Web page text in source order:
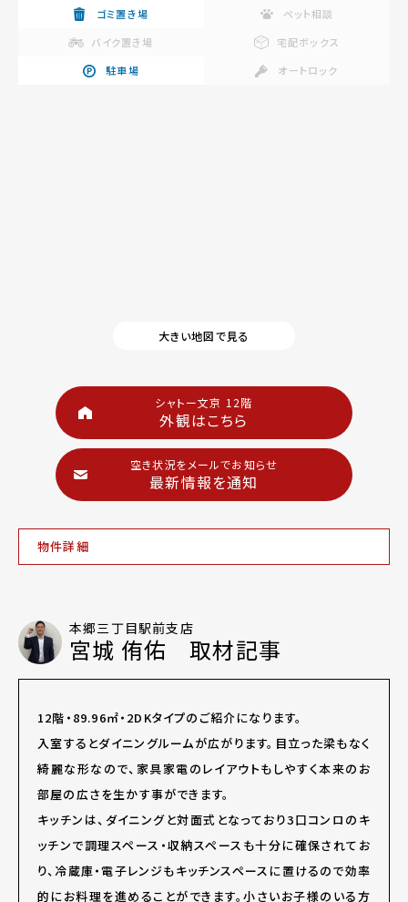
ゴミ置き場
ペット相談
バイク置き場
宅配ボックス
駐車場
オートロック
大きい地図で見る
シャトー文京 12階
外観はこちら
空き状況をメールでお知らせ
最新情報を通知
物件詳細
本郷三丁目駅前支店
宮城 侑佑 取材記事
12階・89.96㎡・2DKタイプのご紹介になります。
入室するとダイニングルームが広がります。目立った梁もなく
綺麗な形なので、家具家電のレイアウトもしやすく本来のお
部屋の広さを生かす事ができます。
キッチンは、ダイニングと対面式となっており3口コンロのキ
ッチンで調理スペース・収納スペースも十分に確保されてお
り、冷蔵庫・電子レンジもキッチンスペースに置けるので効率
的にお料理を進めることができます。小さいお子様のいる方